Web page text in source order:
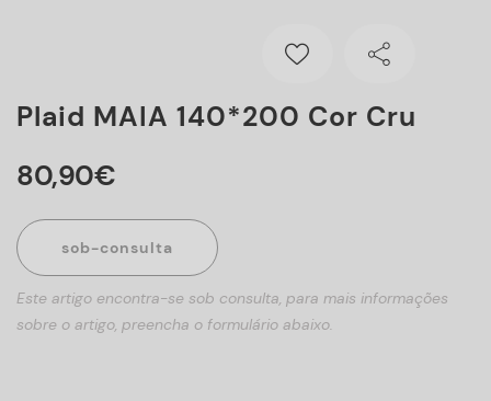
Plaid MAIA 140*200 Cor Cru
80,90€
sob-consulta
Este artigo encontra-se sob consulta, para mais informações
sobre o artigo, preencha o formulário abaixo.